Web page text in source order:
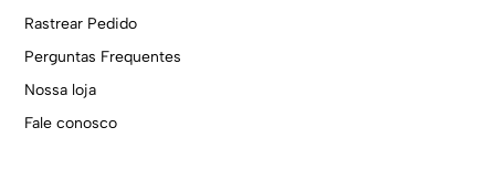
Rastrear Pedido
Perguntas Frequentes
Nossa loja
Fale conosco